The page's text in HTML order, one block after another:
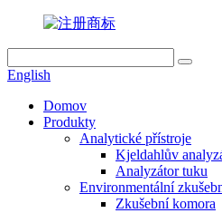
English
Domov
Produkty
Analytické přístroje
Kjeldahlův
Analyzátor tuku
Environmentální
Zkušební komora